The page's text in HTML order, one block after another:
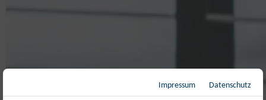
Impressum Datenschutz